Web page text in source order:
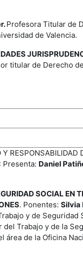
Profesora Titular de
de Valencia.
titular de Derecho
RESPONSABILIDAD
Presenta: Daniel
SOCIAL EN
. Ponentes: Silvia
y de Seguridad
del Trabajo y de la
área de la Oficina